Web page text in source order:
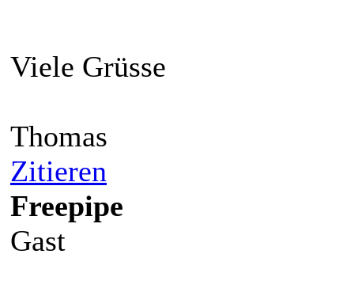
Viele Grüsse
Thomas
Zitieren
Freepipe
Gast